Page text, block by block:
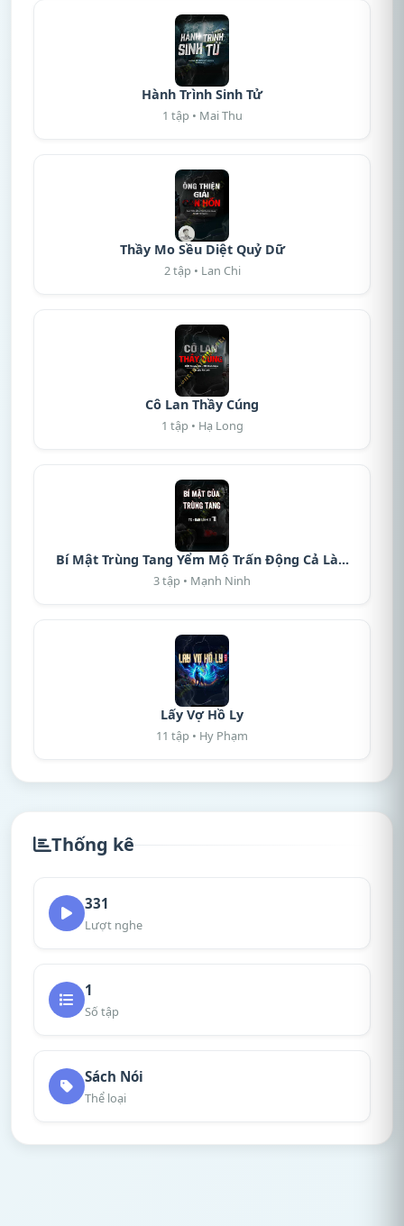
Hành Trình Sinh Tử
1 tập • Mai Thu
Thầy Mo Sều Diệt Quỷ Dữ
2 tập • Lan Chi
Cô Lan Thầy Cúng
1 tập • Hạ Long
Bí Mật Trùng Tang Yểm Mộ Trấn Động Cả Là...
3 tập • Mạnh Ninh
Lấy Vợ Hồ Ly
11 tập • Hy Phạm
Thống kê
331
Lượt nghe
1
Số tập
Sách Nói
Thể loại